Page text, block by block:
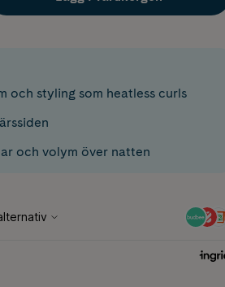
och styling som heatless curls
och volym över natten